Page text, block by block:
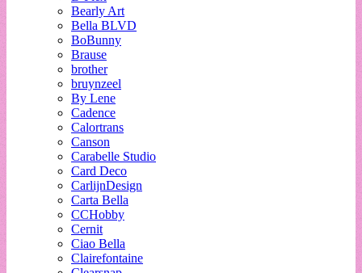
Bearly Art
Bella BLVD
BoBunny
Brause
brother
bruynzeel
By Lene
Cadence
Calortrans
Canson
Carabelle Studio
Card Deco
CarlijnDesign
Carta Bella
CCHobby
Cernit
Ciao Bella
Clairefontaine